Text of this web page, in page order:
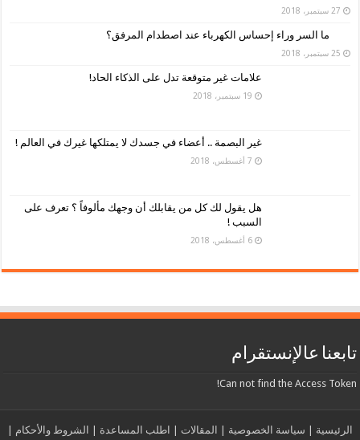
27 سبتمبر، 2018
ما السر وراء إحساس الكهرباء عند اصطدام المرفق؟
25 سبتمبر، 2018
علامات غير متوقعة تدل على الذكاء الحاد!
19 سبتمبر، 2018
غير البصمة .. أعضاء في جسدك لا يمتلكها غيرك في العالم !
7 أغسطس، 2018
هل يقول لك كل من يقابلك أن وجهك مألوفاً ؟ تعرف على
السبب !
6 أغسطس، 2018
تابعنا عالإنستقرام
Can not find the Access Token!
الرئيسية | سياسة الخصوصية | المقالات | اطلب المساعدة | الشروط والأحكام |